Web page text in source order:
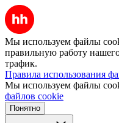
Мы используем файлы
правильную работу
трафик.
Правила использования
Мы используем файлы
файлов cookie
Понятно